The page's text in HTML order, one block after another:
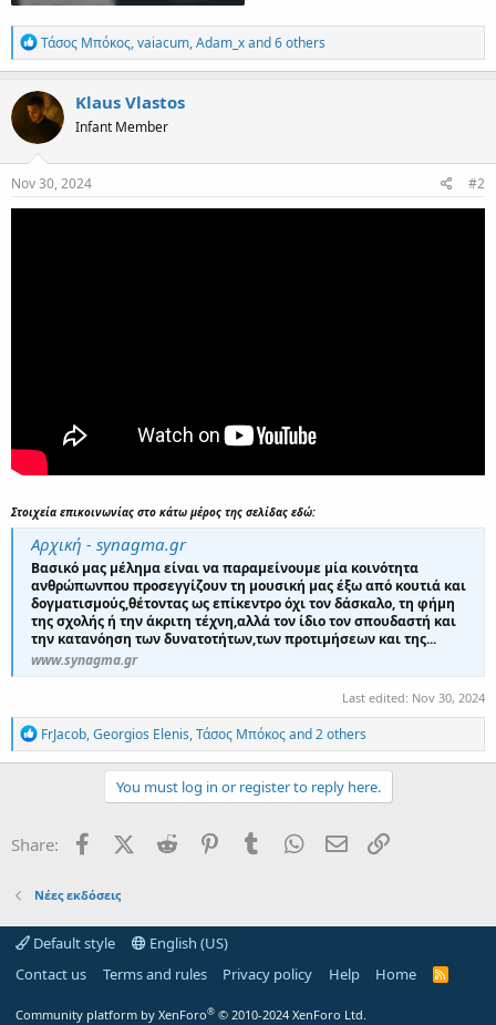
R
e
a
c
t
o
n
s
Τάσος Μπόκος,vaiacum,Adam_xand 6 others
Klaus Vlastos
Infant Member
Nov 30, 2024 #2
Στοιχεία επικοινωνίας στο κάτω μέρος της σελίδας εδώ:
Αρχική - synagma.gr
Βασικό μας μέλημα είναι να παραμείνουμε μία κοινότητα
ανθρώπωνπου προσεγγίζουν τη μουσική μας έξω από κουτιά και
δογματισμούς,θέτοντας ως επίκεντρο όχι τον δάσκαλο, τη φήμη
της σχολής ή την άκριτη τέχνη,αλλά τον ίδιο τον σπουδαστή και
την κατανόηση των δυνατοτήτων,των προτιμήσεων και της...
www.synagma.gr
Last edited: Nov 30, 2024
R
e
a
o
n
:
FrJacob,Georgios Elenis,Τάσος Μπόκοςand 2 others
You must log in or register to reply here.
Share: FacebookX (Twitter)
Reddit PinterestTumblr WhatsApp
Email
Νέες εκδόσεις
Default style
English (US)
Contact us
Terms and rules Privacy policy Help Home
R
Community platform by XenForo® © 2010-2024 XenForo Ltd.